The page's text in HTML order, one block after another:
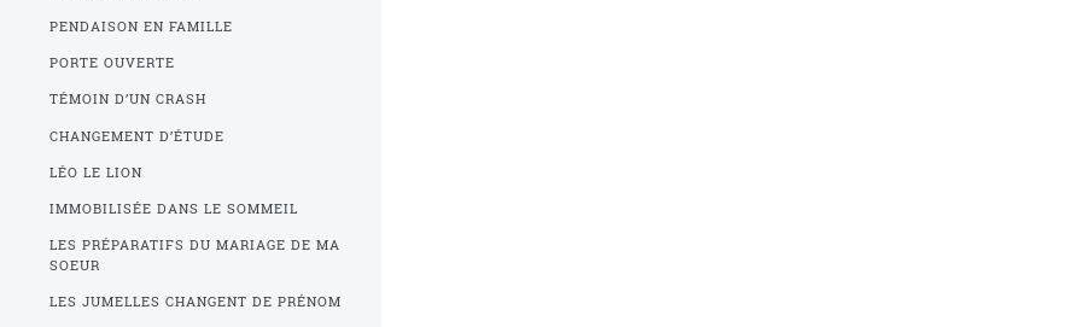
PENDAISON EN FAMILLE
PORTE OUVERTE
TÉMOIN D’UN CRASH
CHANGEMENT D’ÉTUDE
LÉO LE LION
IMMOBILISÉE DANS LE SOMMEIL
LES PRÉPARATIFS DU MARIAGE DE MA
SOEUR
LES JUMELLES CHANGENT DE PRÉNOM